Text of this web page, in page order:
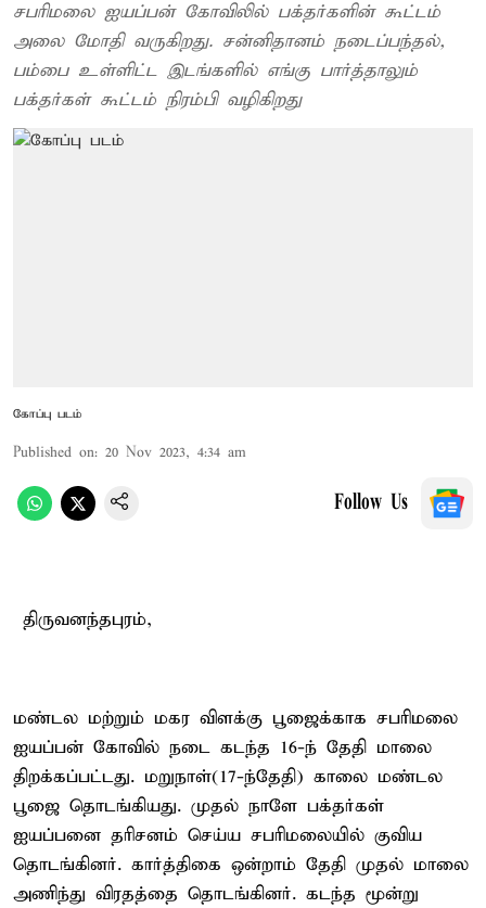
சபரிமலை ஐயப்பன் கோவிலில் பக்தர்களின் கூட்டம்
அலை மோதி வருகிறது. சன்னிதானம் நடைப்பந்தல்,
பம்பை உள்ளிட்ட இடங்களில் எங்கு பார்த்தாலும்
பக்தர்கள் கூட்டம் நிரம்பி வழிகிறது
கோப்பு படம்
Published on: 20 Nov 2023, 4:34 am
Follow Us
திருவனந்தபுரம்,
மண்டல மற்றும் மகர விளக்கு பூஜைக்காக சபரிமலை
ஐயப்பன் கோவில் நடை கடந்த 16-ந் தேதி மாலை
திறக்கப்பட்டது. மறுநாள்(17-ந்தேதி) காலை மண்டல
பூஜை தொடங்கியது. முதல் நாளே பக்தர்கள்
ஐயப்பனை தரிசனம் செய்ய சபரிமலையில் குவிய
தொடங்கினர். கார்த்திகை ஒன்றாம் தேதி முதல் மாலை
அணிந்து விரதத்தை தொடங்கினர். கடந்த மூன்று